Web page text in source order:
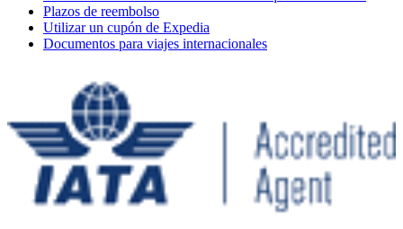
Plazos de reembolso
Utilizar un cupón de Expedia
Documentos para viajes internacionales